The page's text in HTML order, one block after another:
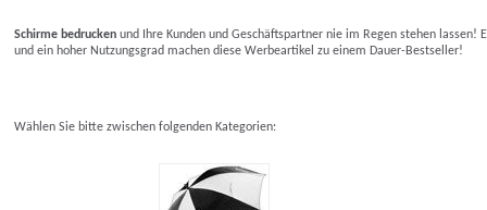
Schirme bedrucken und Ihre Kunden und Geschäftspartner nie im Regen stehen lassen!
und ein hoher Nutzungsgrad machen diese Werbeartikel zu einem Dauer-Bestseller!
Wählen Sie bitte zwischen folgenden Kategorien: